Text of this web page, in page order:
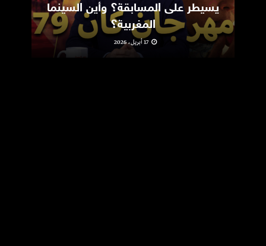
يسيطر على المسابقة؟ وأين السينما
المغربية؟
17 أبريل، 2026